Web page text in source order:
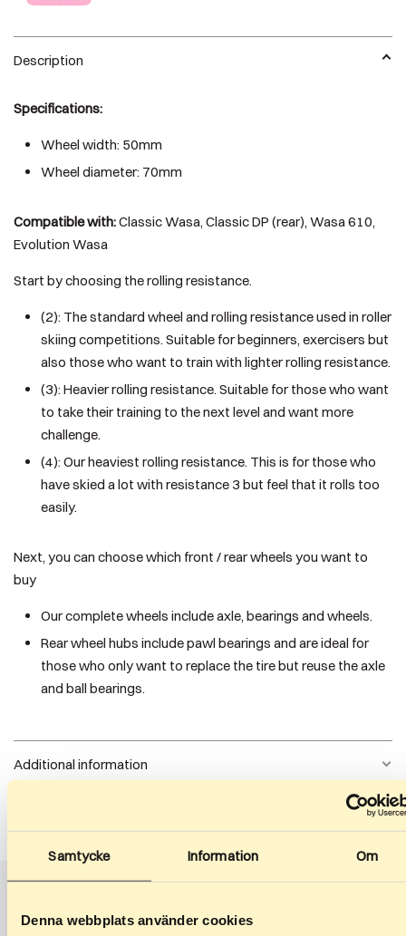
Samtycke Information Om
Denna webbplats använder cookies
Description
Specifications:
Wheel width: 50mm
Wheel diameter: 70mm
Compatible with:Classic Wasa, Classic DP (rear), Wasa 610,
Evolution Wasa
Start by choosing the rolling resistance.
(2): The standard wheel and rolling resistance used in roller
skiing competitions. Suitable for beginners, exercisers but
also those who want to train with lighter rolling resistance.
(3): Heavier rolling resistance. Suitable for those who want
to take their training to the next level and want more
challenge.
(4): Our heaviest rolling resistance. This is for those who
have skied a lot with resistance 3 but feel that it rolls too
easily.
Next, you can choose which front / rear wheels you want to
buy
Our complete wheels include axle, bearings and wheels.
Rear wheel hubs include pawl bearings and are ideal for
those who only want to replace the tire but reuse the axle
and ball bearings.
Additional information
Rear wheel Complete, Empty
Related products